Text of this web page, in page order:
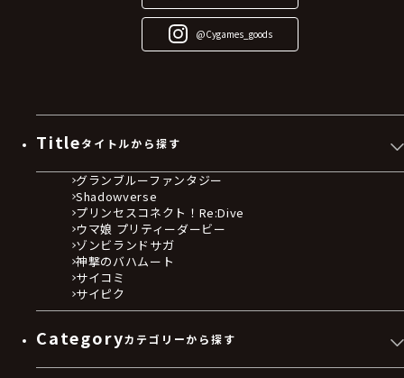
@Cygames_goods
Titleタイトルから探す
グランブルーファンタジー
Shadowverse
プリンセスコネクト！Re:Dive
ウマ娘 プリティーダービー
ゾンビランドサガ
神撃のバハムート
サイコミ
サイピク
Categoryカテゴリーから探す